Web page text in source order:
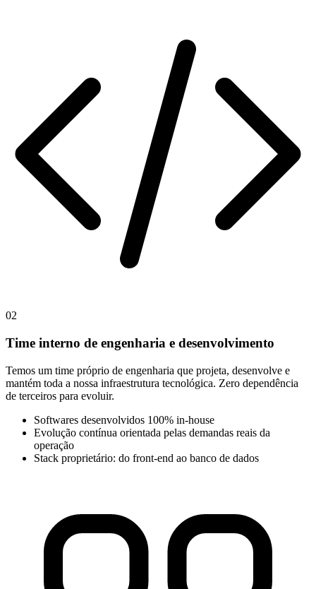
02
Time interno de engenharia e desenvolvimento
Temos um time próprio de engenharia que projeta, desenvolve e
mantém toda a nossa infraestrutura tecnológica. Zero dependência
de terceiros para evoluir.
Softwares desenvolvidos 100% in-house
Evolução contínua orientada pelas demandas reais da
operação
Stack proprietário: do front-end ao banco de dados